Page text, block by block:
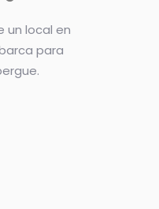
un local en
para